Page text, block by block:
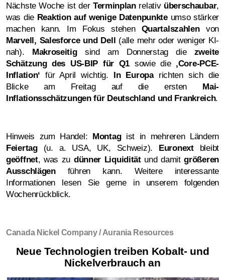
Nächste Woche ist der Terminplanrelativ überschaubar,
was die Reaktion auf wenige Datenpunkteumso stärker
machen kann. Im Fokus stehen Quartalszahlenvon
Marvell, Salesforce und Dell (alle mehr oder weniger KI-
nah). Makroseitigsind am Donnerstag die zweite
Schätzung des US-BIP für Q1 sowie die ‚Core-PCE-
Inflation‘ für April wichtig. In Europarichten sich die
Blicke am Freitag auf die ersten Mai-
Inflationsschätzungen für Deutschland und Frankreich.
Hinweis zum Handel: Montagist in mehreren Ländern
Feiertag(u. a. USA, UK, Schweiz). Euronext bleibt
geöffnet, was zu dünner Liquiditätund damitgrößeren
Ausschlägenführen kann. Weitere interessante
Informationen lesen Sie gerne in unserem folgenden
Wochenrückblick.
Canada Nickel Company / Aurania Resources
Neue Technologien treiben Kobalt- und
Nickelverbrauch an